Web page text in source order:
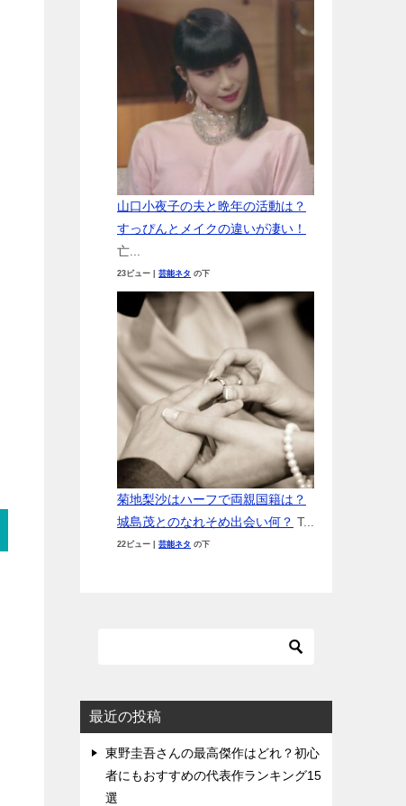
山口小夜子の夫と晩年の活動は？
すっぴんとメイクの違いが凄い！
亡...
23ビュー 芸能ネタ の下
菊地梨沙はハーフで両親国籍は？
城島茂とのなれそめ出会い何？ T...
22ビュー 芸能ネタ の下
最近の投稿
東野圭吾さんの最高傑作はどれ？初心
者にもおすすめの代表作ランキング15
選